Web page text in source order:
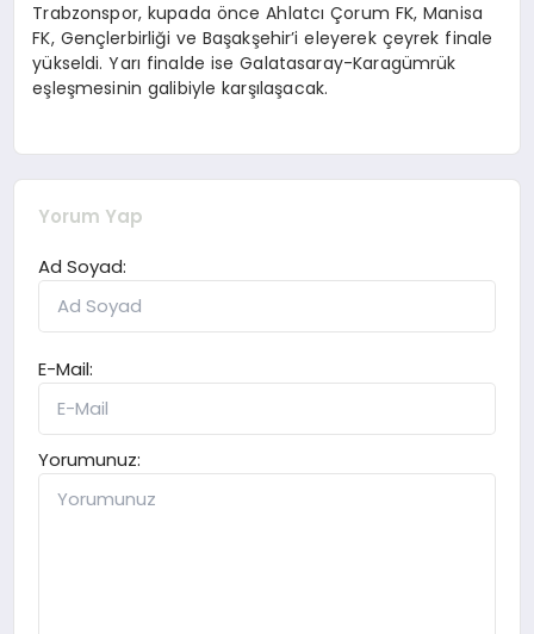
Trabzonspor, kupada önce Ahlatcı Çorum FK, Manisa
FK, Gençlerbirliği ve Başakşehir’i eleyerek çeyrek finale
yükseldi. Yarı finalde ise Galatasaray-Karagümrük
eşleşmesinin galibiyle karşılaşacak.
Yorum Yap
Ad Soyad:
E-Mail:
Yorumunuz: